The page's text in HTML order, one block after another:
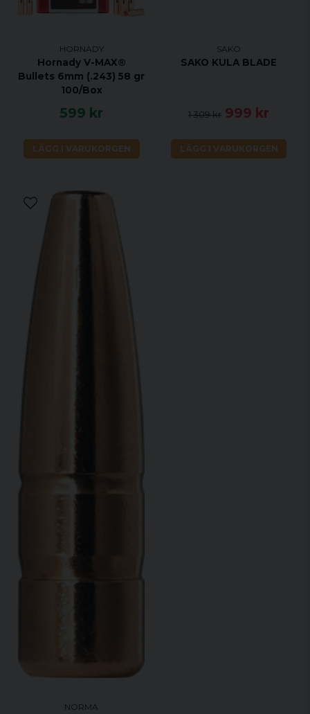
HORNADY
Hornady V-MAX®
Bullets 6mm (.243) 58 gr
100/Box
599 kr
LÄGG I VARUKORGEN
SAKO
SAKO KULA BLADE
1 309 kr 999 kr
LÄGG I VARUKORGEN
NORMA